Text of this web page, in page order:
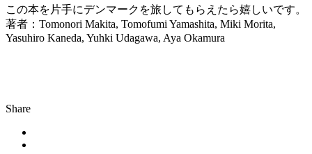
この本を片手にデンマークを旅してもらえたら嬉しいです。
著者：Tomonori Makita, Tomofumi Yamashita, Miki Morita,
Yasuhiro Kaneda, Yuhki Udagawa, Aya Okamura
Share